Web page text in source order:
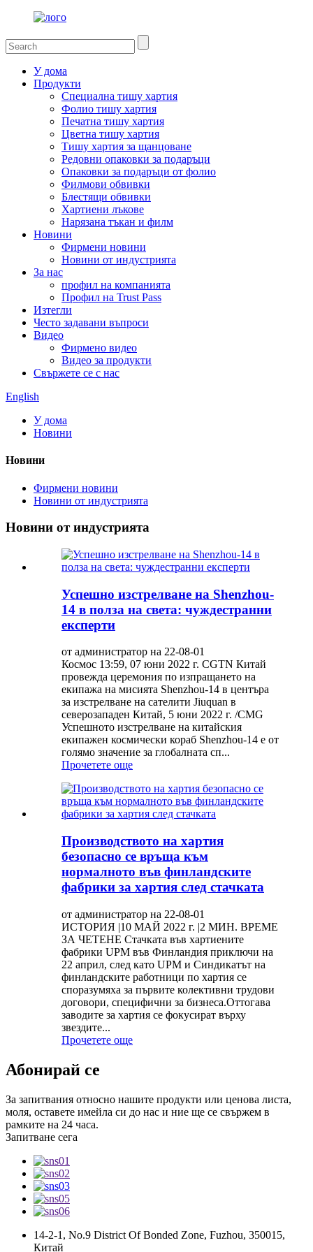
У дома
Продукти
Специална тишу хартия
Фолио тишу хартия
Печатна тишу хартия
Цветна тишу хартия
Тишу хартия за щанцоване
Редовни опаковки за подаръци
Опаковки за подаръци от фолио
Филмови обвивки
Блестящи обвивки
Хартиени лъкове
Нарязана тъкан и филм
Новини
Фирмени новини
Новини от индустрията
За нас
профил на компанията
Профил на Trust Pass
Изтегли
Често задавани въпроси
Видео
Фирмено видео
Видео за продукти
Свържете се с нас
English
У дома
Новини
Новини
Фирмени новини
Новини от индустрията
Новини от индустрията
Успешно изстрелване на Shenzhou-
14 в полза на света: чуждестранни
експерти
от администратор на 22-08-01
Космос 13:59, 07 юни 2022 г. CGTN Китай
провежда церемония по изпращането на
екипажа на мисията Shenzhou-14 в центъра
за изстрелване на сателити Jiuquan в
северозападен Китай, 5 юни 2022 г. /CMG
Успешното изстрелване на китайския
екипажен космически кораб Shenzhou-14 е от
голямо значение за глобалната сп...
Прочетете още
Производството на хартия
безопасно се връща към
нормалното във финландските
фабрики за хартия след стачката
от администратор на 22-08-01
ИСТОРИЯ |10 МАЙ 2022 г. |2 МИН. ВРЕМЕ
ЗА ЧЕТЕНЕ Стачката във хартиените
фабрики UPM във Финландия приключи на
22 април, след като UPM и Синдикатът на
финландските работници по хартия се
споразумяха за първите колективни трудови
договори, специфични за бизнеса.Оттогава
заводите за хартия се фокусират върху
звездите...
Прочетете още
Абонирай се
За запитвания относно нашите продукти или ценова листа,
моля, оставете имейла си до нас и ние ще се свържем в
рамките на 24 часа.
Запитване сега
14-2-1, No.9 District Of Bonded Zone, Fuzhou, 350015,
Китай